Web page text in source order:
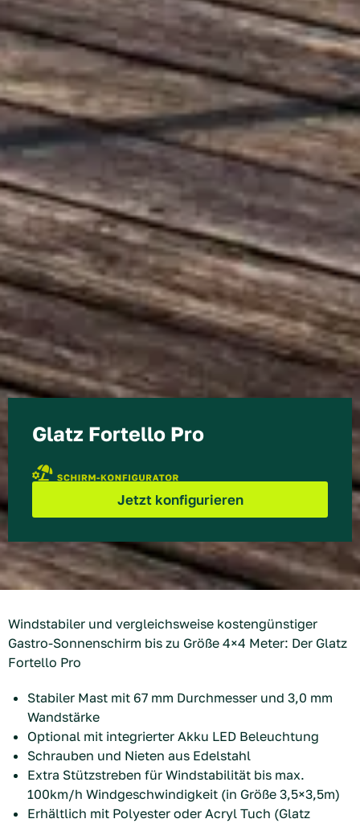
Glatz Fortello Pro
Windstabiler und vergleichsweise kostengünstiger
Gastro-Sonnenschirm bis zu Größe 4×4 Meter: Der Glatz
Fortello Pro
Stabiler Mast mit 67 mm Durchmesser und 3,0 mm
Wandstärke
Optional mit integrierter Akku LED Beleuchtung
Schrauben und Nieten aus Edelstahl
Extra Stützstreben für Windstabilität bis max.
100km/h Windgeschwindigkeit (in Größe 3,5×3,5m)
Erhältlich mit Polyester oder Acryl Tuch (Glatz